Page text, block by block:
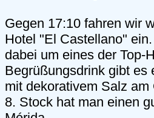
Gegen 17:10 fahren wir
Hotel "El Castellano"
dabei um eines der Top-
Begrüßungsdrink gibt es
mit dekorativem Salz
8. Stock hat man einen